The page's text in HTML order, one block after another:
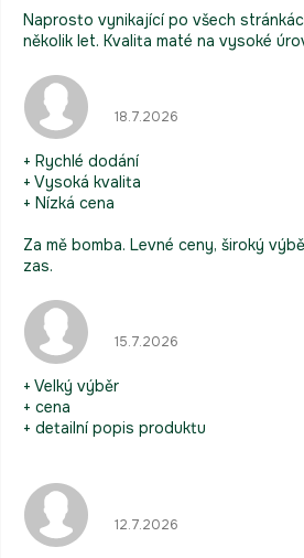
Naprosto vynikající po všech
několik let. Kvalita maté na vysoké
18.7.2026
+ Rychlé dodání
+ Vysoká kvalita
+ Nízká cena
Za mě bomba. Levné ceny, široký
zas.
15.7.2026
+ Velký výběr
+ cena
+ detailní popis produktu
12.7.2026